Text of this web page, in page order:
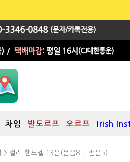
차임 발도르프 오르프 Irish
> 컬러 핸드벨 13음(온음8 + 반음5)